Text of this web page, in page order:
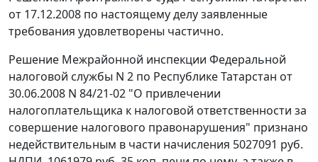
от 17.12.2008 по настоящему делу заявленные
требования удовлетворены частично.
Решение Межрайонной инспекции Федеральной
налоговой службы N 2 по Республике Татарстан от
30.06.2008 N 84/21-02 "О привлечении
налогоплательщика к налоговой ответственности за
совершение налогового правонарушения" признано
недействительным в части начисления 5027091 руб.